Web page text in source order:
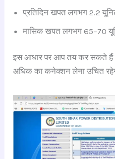
प्रतिदिन खपत लगभग 2.2
मासिक खपत लगभग 65–70
इस आधार पर आप तय कर सकते हैं
अधिक का कनेक्शन लेना उचित